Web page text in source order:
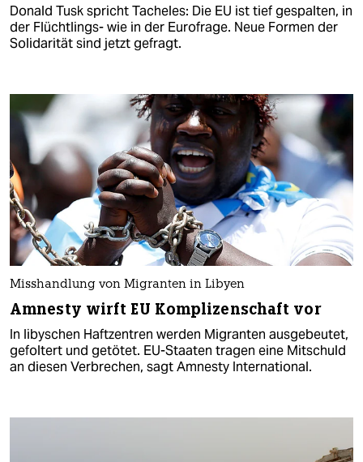
Donald Tusk spricht Tacheles: Die EU ist tief gespalten, in
der Flüchtlings- wie in der Eurofrage. Neue Formen der
Solidarität sind jetzt gefragt.
Misshandlung von Migranten in Libyen
Amnesty wirft EU Komplizenschaft vor
In libyschen Haftzentren werden Migranten ausgebeutet,
gefoltert und getötet. EU-Staaten tragen eine Mitschuld
an diesen Verbrechen, sagt Amnesty International.